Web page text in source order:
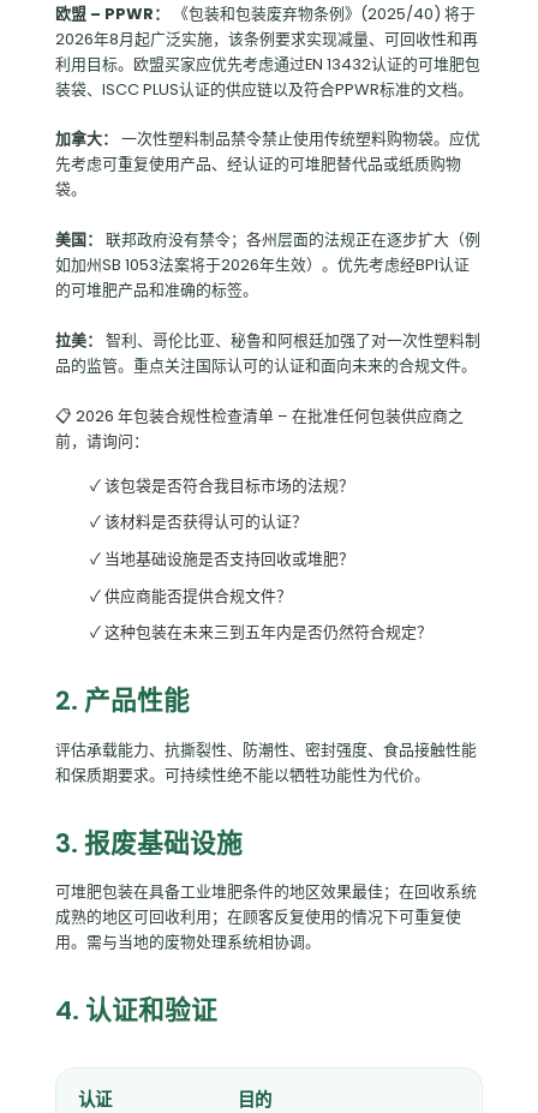
欧盟 – PPWR：
《包装和包装废弃物条例》(2025/40) 将于
2026年8月起广泛实施，该条例要求实现减量、可回收性和再
利用目标。欧盟买家应优先考虑通过EN 13432认证的可堆肥包
装袋、ISCC PLUS认证的供应链以及符合PPWR标准的文档。
加拿大： 一次性塑料制品禁令禁止使用传统塑料购物袋。应优
先考虑可重复使用产品、经认证的可堆肥替代品或纸质购物
袋。
美国： 联邦政府没有禁令；各州层面的法规正在逐步扩大（例
如加州SB 1053法案将于2026年生效）。优先考虑经BPI认证
的可堆肥产品和准确的标签。
拉美： 智利、哥伦比亚、秘鲁和阿根廷加强了对一次性塑料制
品的监管。重点关注国际认可的认证和面向未来的合规文件。
📋 2026 年包装合规性检查清单 – 在批准任何包装供应商之
前，请询问：
✓ 该包袋是否符合我目标市场的法规？
✓ 该材料是否获得认可的认证？
✓ 当地基础设施是否支持回收或堆肥？
✓ 供应商能否提供合规文件？
✓ 这种包装在未来三到五年内是否仍然符合规定？
2. 产品性能
评估承载能力、抗撕裂性、防潮性、密封强度、食品接触性能
和保质期要求。可持续性绝不能以牺牲功能性为代价。
3. 报废基础设施
可堆肥包装在具备工业堆肥条件的地区效果最佳；在回收系统
成熟的地区可回收利用；在顾客反复使用的情况下可重复使
用。需与当地的废物处理系统相协调。
4. 认证和验证
认证
目的